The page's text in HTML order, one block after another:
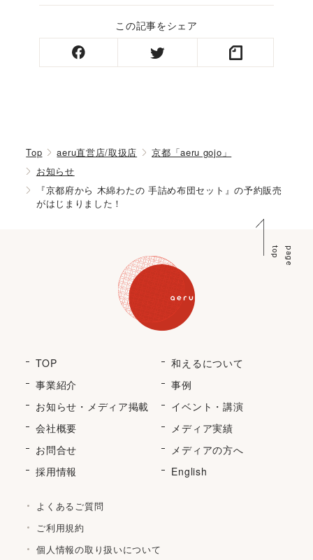
この記事をシェア
Top aeru直営店/取扱店
京都「aeru gojo」
お知らせ
『京都府から 木綿わたの 手詰め布団セット』の予約販売
がはじまりました！
p
a
g
e
t
o
p
TOP
和えるについて
事業紹介
事例
お知らせ・メディア掲載
イベント・講演
会社概要
メディア実績
お問合せ
メディアの方へ
採用情報
English
よくあるご質問
ご利用規約
個人情報の取り扱いについて